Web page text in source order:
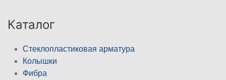
Каталог
Стеклопластиковая арматура
Колышки
Фибра